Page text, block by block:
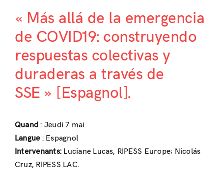
« Más allá de la emergencia
de COVID19: construyendo
respuestas colectivas y
duraderas a través de
SSE » [Espagnol].
Quand : Jeudi 7 mai
Langue: Espagnol
Intervenants: Luciane Lucas, RIPESS Europe; Nicolás
Cruz, RIPESS LAC.